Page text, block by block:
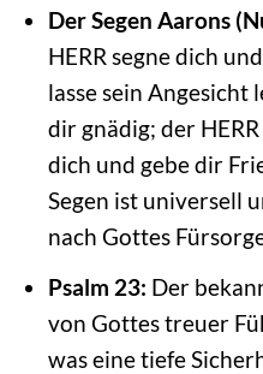
Der Segen Aarons
HERR segne dich
lasse sein Angesicht
dir gnädig; der
dich und gebe dir
Segen ist universell
nach Gottes
Psalm 23: Der
von Gottes treuer
was eine tiefe